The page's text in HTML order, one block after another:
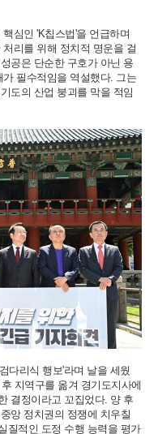
심인 'K칩스법'을 언급하며
리를 위해 정치적 명운을 걸
공은 단순한 구호가 아닌 용
필수적임을 역설했다. 그는
도의 산업 붕괴를 막을 적임
다리식 행보'라며 날을 세웠
지역구를 옮겨 경기도지사에
결정이라고 꼬집었다. 양 후
앙 정치권의 정쟁에 치우칠
질적인 도정 수행 능력을 평가